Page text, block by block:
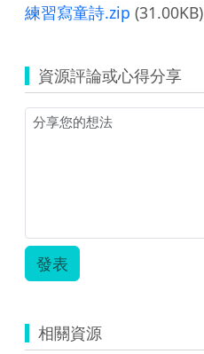
練習寫童詩.zip (31.00KB)
資源評論或心得分享
發表
相關資源